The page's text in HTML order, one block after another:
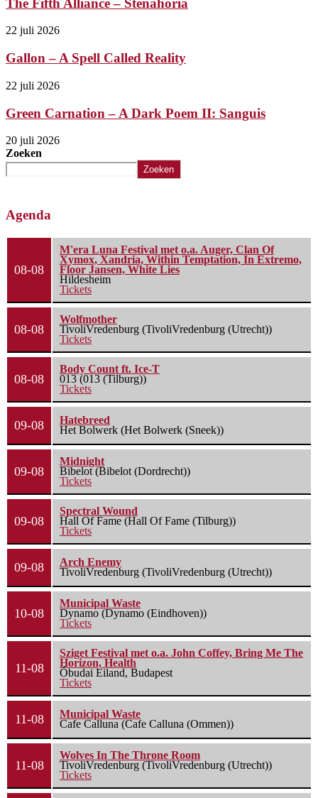
The Fifth Alliance – Stenahoria
22 juli 2026
Gallon – A Spell Called Reality
22 juli 2026
Green Carnation – A Dark Poem II: Sanguis
20 juli 2026
Zoeken
Zoeken
Agenda
08-08
M'era Luna Festival met o.a. Auger, Clan Of
Xymox, Xandria, Within Temptation, In Extremo,
Floor Jansen, White Lies
Hildesheim
Tickets
08-08
Wolfmother
TivoliVredenburg (TivoliVredenburg (Utrecht))
Tickets
08-08
Body Count ft. Ice-T
013 (013 (Tilburg))
Tickets
09-08
Hatebreed
Het Bolwerk (Het Bolwerk (Sneek))
09-08
Midnight
Bibelot (Bibelot (Dordrecht))
Tickets
09-08
Spectral Wound
Hall Of Fame (Hall Of Fame (Tilburg))
Tickets
09-08
Arch Enemy
TivoliVredenburg (TivoliVredenburg (Utrecht))
10-08
Municipal Waste
Dynamo (Dynamo (Eindhoven))
Tickets
11-08
Sziget Festival met o.a. John Coffey, Bring Me The
Horizon, Health
Óbudai Eiland, Budapest
Tickets
11-08
Municipal Waste
Cafe Calluna (Cafe Calluna (Ommen))
11-08
Wolves In The Throne Room
TivoliVredenburg (TivoliVredenburg (Utrecht))
Tickets